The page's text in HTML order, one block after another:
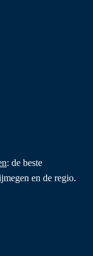
: de beste
en de regio.